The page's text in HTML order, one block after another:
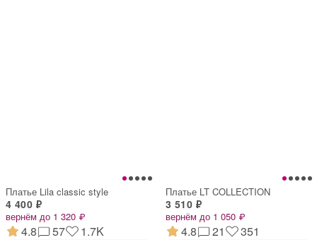
Платье Lila classic style
4 400 ₽
вернём до 1 320 ₽
4.8 57 1.7K
Платье LT COLLECTION
3 510 ₽
вернём до 1 050 ₽
4.8 21 351